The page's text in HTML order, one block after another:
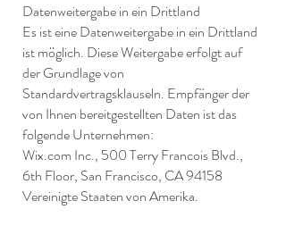
Datenweitergabe in ein Drittland
Es ist eine Datenweitergabe in ein Drittland
ist möglich. Diese Weitergabe erfolgt auf
der Grundlage von
Standardvertragsklauseln. Empfänger der
von Ihnen bereitgestellten Daten ist das
folgende Unternehmen:
Wix.com Inc., 500 Terry Francois Blvd.,
6th Floor, San Francisco, CA 94158
Vereinigte Staaten von Amerika.